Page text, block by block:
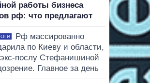
работы бизнеса
рф: что предлагают
Рф массированно
по Киеву и области,
послу Стефанишиной
Главное за день